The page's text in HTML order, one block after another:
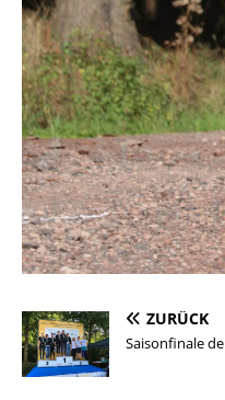
ZURÜCK
Saisonfinale